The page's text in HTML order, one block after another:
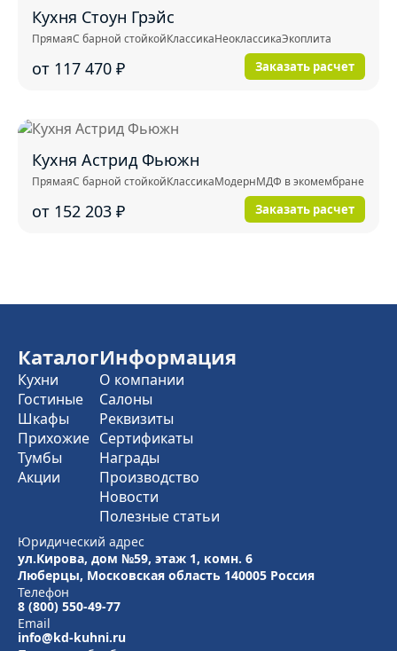
Кухня Стоун Грэйс
ПрямаяС барной стойкойКлассикаНеоклассикаЭкоплита
от 117 470 ₽ Заказать расчет
Кухня Астрид Фьюжн
ПрямаяС барной стойкойКлассикаМодернМДФ в экомембране
от 152 203 ₽ Заказать расчет
Каталог
Кухни
Гостиные
Шкафы
Прихожие
Тумбы
Акции
Информация
О компании
Салоны
Реквизиты
Сертификаты
Награды
Производство
Новости
Полезные статьи
Юридический адрес
ул.Кирова, дом №59, этаж 1, комн. 6
Люберцы, Московская область 140005 Россия
Телефон
8 (800) 550-49-77
Email
info@kd-kuhni.ru